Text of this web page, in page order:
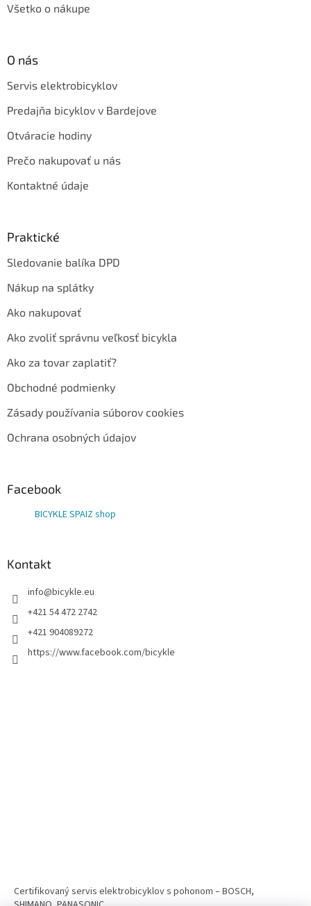
Všetko o nákupe
O nás
Servis elektrobicyklov
Predajňa bicyklov v Bardejove
Otváracie hodiny
Prečo nakupovať u nás
Kontaktné údaje
Praktické
Sledovanie balíka DPD
Nákup na splátky
Ako nakupovať
Ako zvoliť správnu veľkosť bicykla
Ako za tovar zaplatiť?
Obchodné podmienky
Zásady používania súborov cookies
Ochrana osobných údajov
Facebook
BICYKLE SPAIZ shop
Kontakt
info@bicykle.eu
+421 54 472 2742
+421 904089272
https://www.facebook.com/bicykle
Certifikovaný servis elektrobicyklov s pohonom – BOSCH,